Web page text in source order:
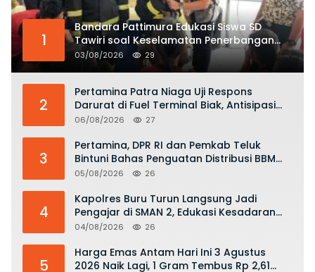
1
Bandara Pattimura Edukasi Siswa SD
Tawiri soal Keselamatan Penerbangan
dan Bahaya Bermain Layang-layang di
KKOP
03/08/2026 29
2
Pertamina Patra Niaga Uji Respons
Darurat di Fuel Terminal Biak, Antisipasi
Risiko Kebakaran dan Tumpahan BBM
06/08/2026 27
3
Pertamina, DPR RI dan Pemkab Teluk
Bintuni Bahas Penguatan Distribusi BBM
dan LPG
05/08/2026 26
4
Kapolres Buru Turun Langsung Jadi
Pengajar di SMAN 2, Edukasi Kesadaran
Hukum dan Stop Kekerasan
04/08/2026 26
5
Harga Emas Antam Hari Ini 3 Agustus
2026 Naik Lagi, 1 Gram Tembus Rp 2,61